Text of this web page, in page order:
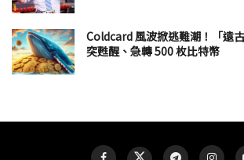
Coldcard 風波掀逃難潮！「遠
突甦醒、急轉 500 枚比特幣